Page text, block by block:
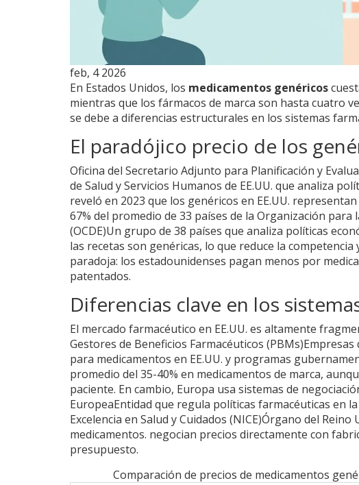
feb, 4 2026
En Estados Unidos, los medicamentos genéricos
mientras que los fármacos de marca son hasta cuatro
se debe a diferencias estructurales en los sistemas
El paradójico precio de los
Oficina del Secretario Adjunto para Planificación y
de Salud y Servicios Humanos de EE.UU. que analiza
reveló en 2023 que los genéricos en EE.UU.
67% del promedio de 33 países de la Organización para
(OCDE)Un grupo de 38 países que analiza políticas
las recetas son genéricas, lo que reduce la
paradoja: los estadounidenses pagan menos por
patentados.
Diferencias clave en los
El mercado farmacéutico en EE.UU. es altamente
Gestores de Beneficios Farmacéuticos (PBMs)
para medicamentos en EE.UU. y programas
promedio del 35-40% en medicamentos de marca,
paciente. En cambio, Europa usa sistemas de
EuropeaEntidad que regula políticas farmacéuticas en la
Excelencia en Salud y Cuidados (NICE)Órgano del Reino
medicamentos. negocian precios directamente con
presupuesto.
Comparación de precios de medicamentos